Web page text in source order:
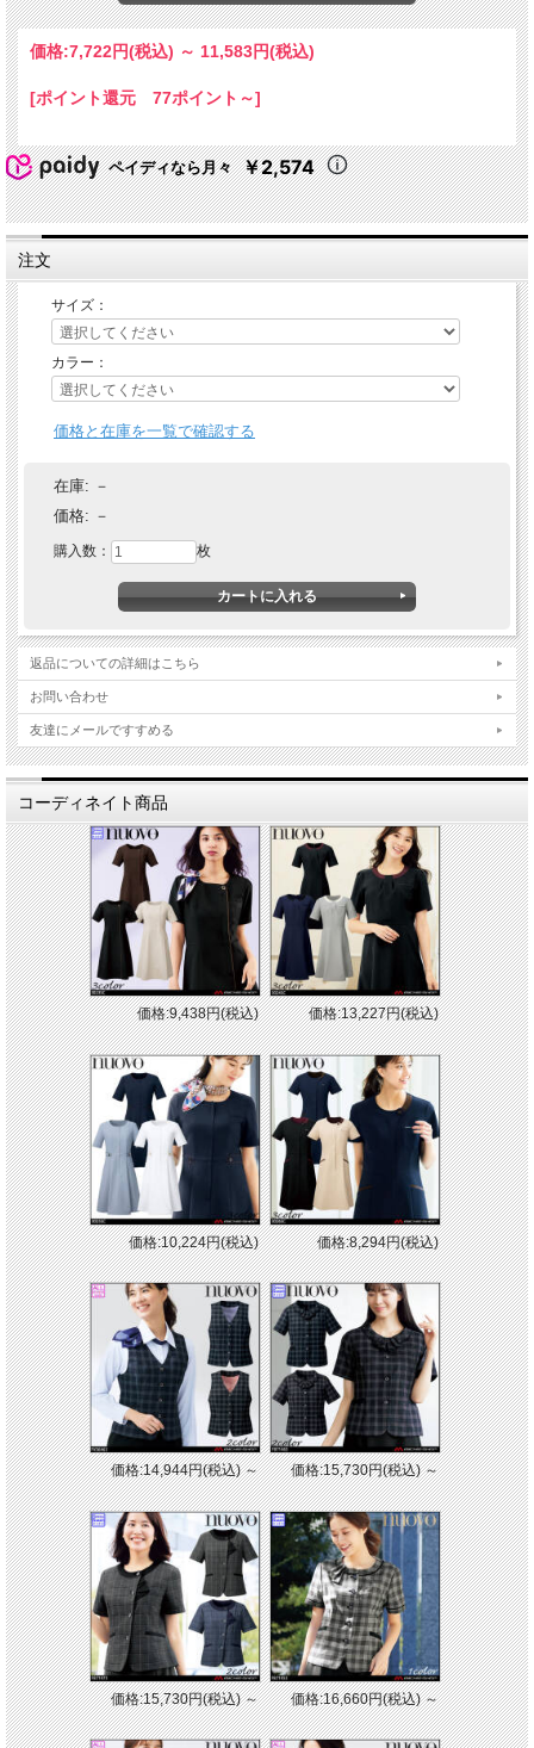
価格:7,722円(税込) ～ 11,583円(税込)
[ポイント還元 77ポイント～]
ペイディなら月々 ￥2,574
注文
サイズ：
カラー：
価格と在庫を一覧で確認する
在庫: －
価格: －
購入数： 枚
返品についての詳細はこちら
お問い合わせ
友達にメールですすめる
コーディネイト商品
価格:9,438円(税込) 価格:13,227円(税込)
価格:10,224円(税込) 価格:8,294円(税込)
価格:14,944円(税込)～ 価格:15,730円(税込)～
価格:15,730円(税込)～ 価格:16,660円(税込)～